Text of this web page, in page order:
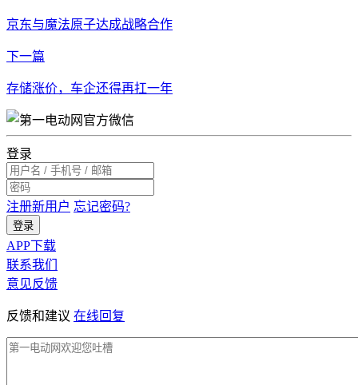
京东与魔法原子达成战略合作
下一篇
存储涨价，车企还得再扛一年
登录
注册新用户 忘记密码?
登录
APP下载
联系我们
意见反馈
反馈和建议 在线回复